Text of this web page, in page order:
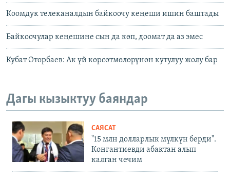
Коомдук телеканалдын байкоочу кеңеши ишин баштады
Байкоочулар кеңешине сын да көп, доомат да аз эмес
Кубат Оторбаев: Ак үй көрсөтмөлөрүнөн кутулуу жолу бар
Дагы кызыктуу баяндар
САЯСАТ
"15 млн долларлык мүлкүн берди".
Конгантиевди абактан алып
калган чечим